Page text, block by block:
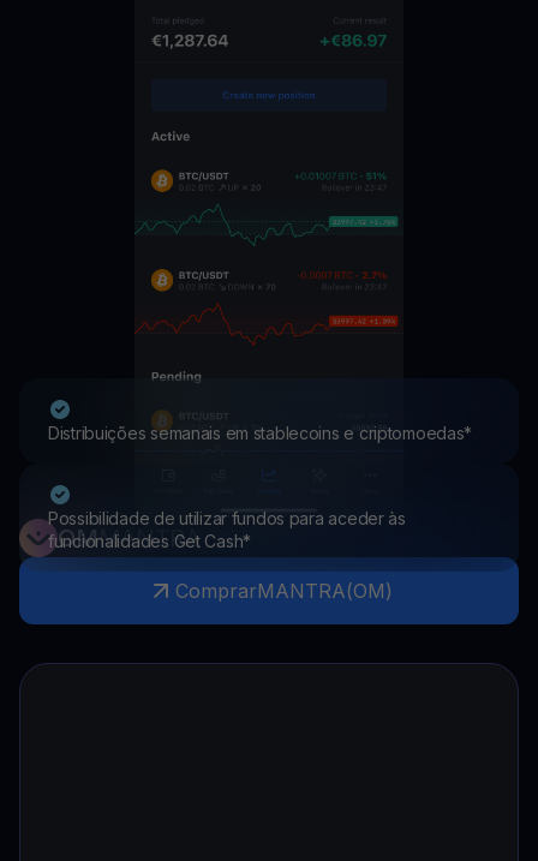
Distribuições semanais em stablecoins e criptomoedas*
Possibilidade de utilizar fundos para aceder às
funcionalidades Get Cash*
OMMANTRA
ComprarMANTRA(OM)